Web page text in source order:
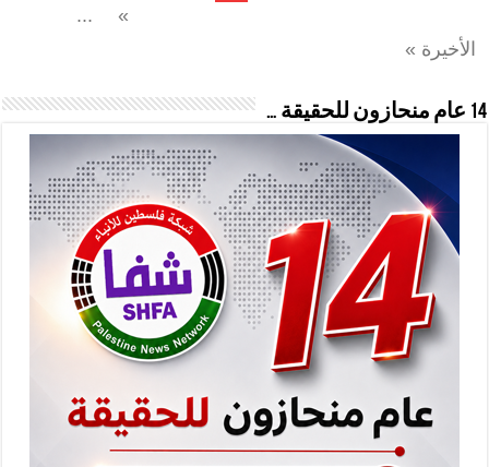
»
...
الأخيرة »
14 عام منحازون للحقيقة …